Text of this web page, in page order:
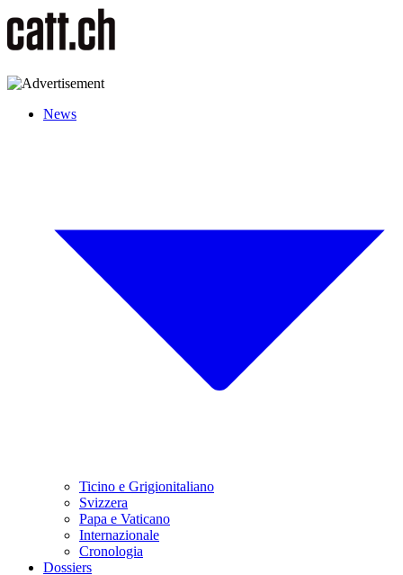
News
Ticino e Grigionitaliano
Svizzera
Papa e Vaticano
Internazionale
Cronologia
Dossiers